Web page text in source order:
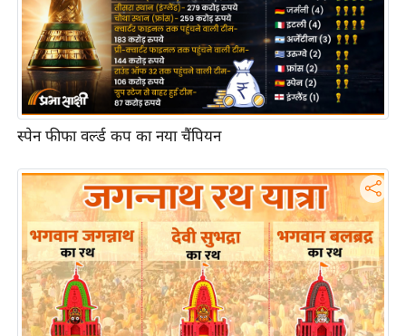
ई
.
चा
य
प
र
मी
ध
र्म
ज्यो
ति
ष
स्पेन फीफा वर्ल्ड कप का नया चैंपियन